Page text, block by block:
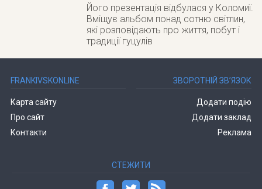
Його презентація відбулася у Коломиї.
Вміщує альбом понад сотню світлин,
які розповідають про життя, побут і
традиції гуцулів
FRANKIVSKONLINE
Карта сайту
Про сайт
Контакти
ЗВОРОТНІЙ ЗВ’ЯЗОК
Додати подію
Додати заклад
Реклама
СТЕЖИТИ